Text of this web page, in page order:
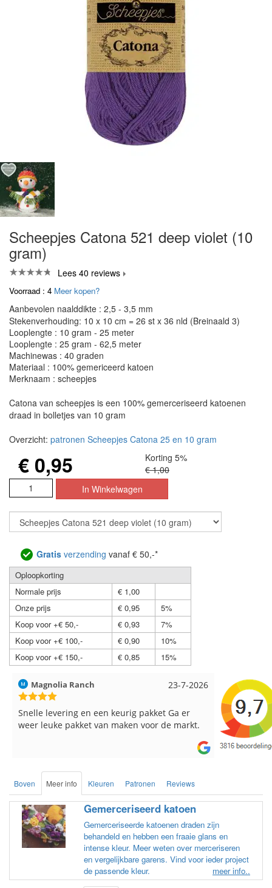
Scheepjes Catona 521 deep violet (10
gram)
Lees 40 reviews
Voorraad : 4 Meer kopen?
Aanbevolen naalddikte : 2,5 - 3,5 mm
Stekenverhouding: 10 x 10 cm = 26 st x 36 nld (Breinaald 3)
Looplengte : 10 gram - 25 meter
Looplengte : 25 gram - 62,5 meter
Machinewas : 40 graden
Materiaal : 100% gemericeerd katoen
Merknaam : scheepjes
Catona van scheepjes is een 100% gemerceriseerd katoenen
draad in bolletjes van 10 gram
Overzicht: patronen Scheepjes Catona 25 en 10 gram
€ 0,95
Korting 5%
€ 1,00
Gratis verzending vanaf € 50,-*
Oploopkorting
Normale prijs
€ 1,00
Onze prijs
€ 0,95
5%
Koop voor +€ 50,-
€ 0,93
7%
Koop voor +€ 100,-
€ 0,90
10%
Koop voor +€ 150,-
€ 0,85 15%
17-7-2026
Hilde uit Loyers
Reeds meerdere keren breigaren en
breinaalden besteld, altijd heel tevreden over
Loes uit
Snelle
Boven Meer info Kleuren Patronen Reviews
Gemerceriseerd katoen
Gemerceriseerde katoenen draden zijn
behandeld en hebben een fraaie glans en
intense kleur. Meer weten over merceriseren
en vergelijkbare garens. Vind voor ieder project
de passende kleur.
meer info..